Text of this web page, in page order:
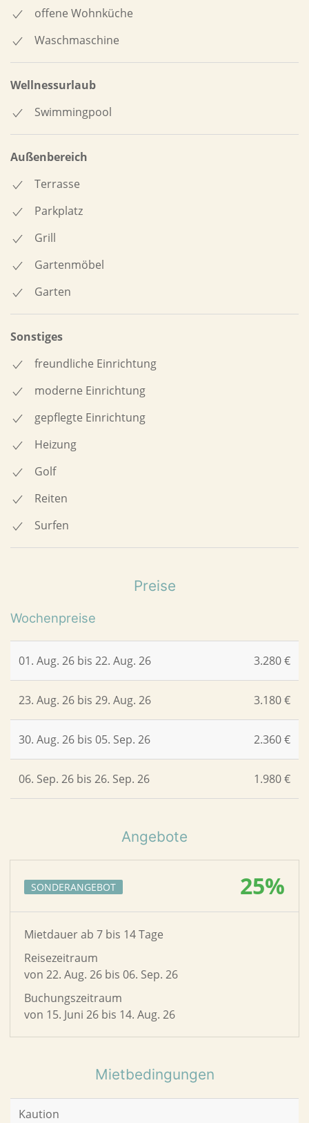
offene Wohnküche
Waschmaschine
Wellnessurlaub
Swimmingpool
Außenbereich
Terrasse
Parkplatz
Grill
Gartenmöbel
Garten
Sonstiges
freundliche Einrichtung
moderne Einrichtung
gepflegte Einrichtung
Heizung
Golf
Reiten
Surfen
Preise
Wochenpreise
01. Aug. 26 bis 22. Aug. 26 3.280 €
23. Aug. 26 bis 29. Aug. 26 3.180 €
30. Aug. 26 bis 05. Sep. 26 2.360 €
06. Sep. 26 bis 26. Sep. 26 1.980 €
Angebote
SONDERANGEBOT 25%
Mietdauer ab 7 bis 14 Tage
Reisezeitraum
von 22. Aug. 26 bis 06. Sep. 26
Buchungszeitraum
von 15. Juni 26 bis 14. Aug. 26
Mietbedingungen
Kaution